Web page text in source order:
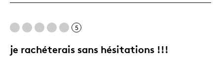
Très bonne qualité
Les meilleures utilisations
5
je rachéterais sans hésitations !!!